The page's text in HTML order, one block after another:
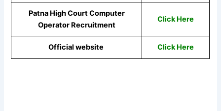
Patna High Court Computer
Operator Recruitment
Click Here
Official website Click Here